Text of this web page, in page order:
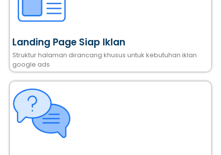
Landing Page Siap Iklan
Struktur halaman dirancang khusus untuk kebutuhan iklan
google ads